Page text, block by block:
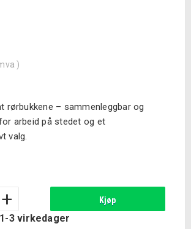
)
rørbukkene – sammenleggbar og
arbeid på stedet og et
valg.
+ Kjøp
3 virkedager